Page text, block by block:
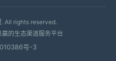
All rights reserved.
的生态渠道服务平台
号-3